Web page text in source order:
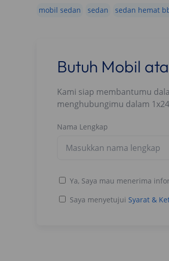
mobil sedan sedan sedan hemat
Butuh Mobil
Kami siap membantumu
menghubungimu dalam
Nama Lengkap
Ya, Saya mau menerima
Saya menyetujui Syarat &